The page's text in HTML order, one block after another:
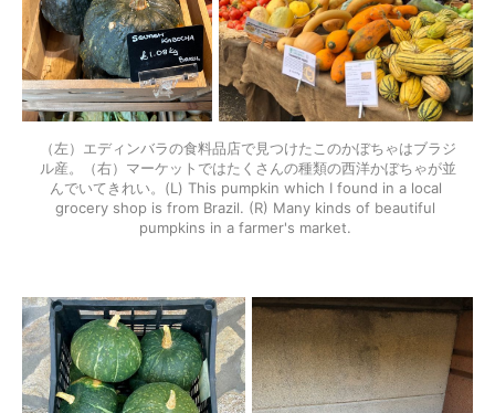
（左）エディンバラの食料品店で見つけたこのかぼちゃはブラジ
ル産。（右）マーケットではたくさんの種類の西洋かぼちゃが並
んでいてきれい。(L) This pumpkin which I found in a local
grocery shop is from Brazil. (R) Many kinds of beautiful
pumpkins in a farmer's market.